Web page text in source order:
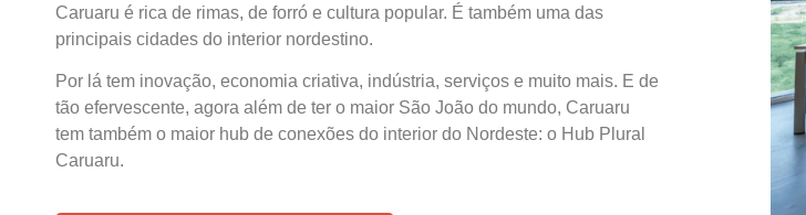
Caruaru é rica de rimas, de forró e cultura popular. É também uma das
principais cidades do interior nordestino.
Por lá tem inovação, economia criativa, indústria, serviços e muito mais. E de
tão efervescente, agora além de ter o maior São João do mundo, Caruaru
tem também o maior hub de conexões do interior do Nordeste: o Hub Plural
Caruaru.